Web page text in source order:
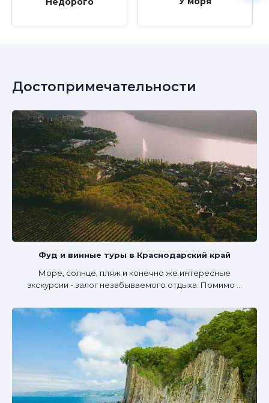
Достопримечательности
Фуд и винные туры в Краснодарский край
Море, солнце, пляж и конечно же интересные
экскурсии - залог незабываемого отдыха. Помимо ...